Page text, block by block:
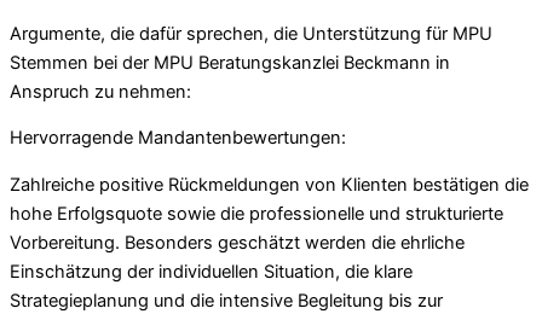
Argumente, die dafür sprechen, die Unterstützung für MPU
Stemmen bei der MPU Beratungskanzlei Beckmann in
Anspruch zu nehmen:
Hervorragende Mandantenbewertungen:
Zahlreiche positive Rückmeldungen von Klienten bestätigen die
hohe Erfolgsquote sowie die professionelle und strukturierte
Vorbereitung. Besonders geschätzt werden die ehrliche
Einschätzung der individuellen Situation, die klare
Strategieplanung und die intensive Begleitung bis zur